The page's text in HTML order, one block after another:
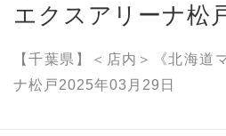
エクスアリーナ松
【千葉県】＜店内＞《北海道
ナ松戸2025年03月29日